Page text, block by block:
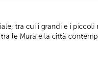
tra cui i grandi e i
le Mura e la città